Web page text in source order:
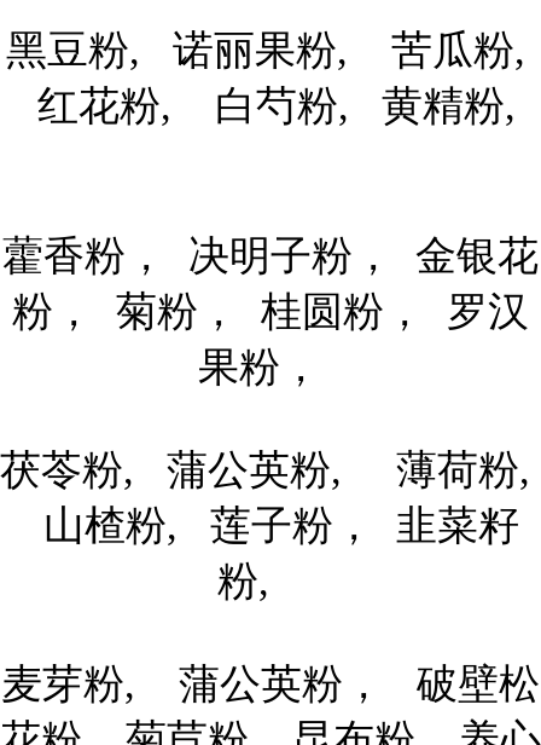
黑豆粉, 诺丽果粉, 苦瓜粉,
红花粉, 白芍粉, 黄精粉,
藿香粉， 决明子粉， 金银花
粉， 菊粉， 桂圆粉， 罗汉
果粉，
茯苓粉, 蒲公英粉, 薄荷粉,
山楂粉, 莲子粉， 韭菜籽
粉,
麦芽粉, 蒲公英粉， 破壁松